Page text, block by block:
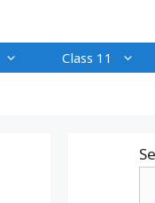
Class 11